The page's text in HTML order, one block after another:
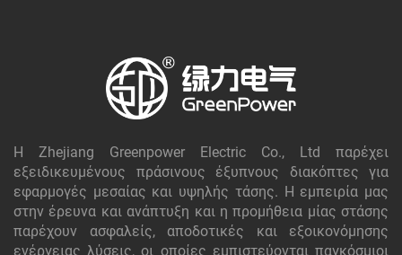
Η Zhejiang Greenpower Electric Co., Ltd παρέχει
εξειδικευμένους πράσινους έξυπνους διακόπτες για
εφαρμογές μεσαίας και υψηλής τάσης. Η εμπειρία μας
στην έρευνα και ανάπτυξη και η προμήθεια μίας στάσης
παρέχουν ασφαλείς, αποδοτικές και εξοικονόμησης
ενέργειας λύσεις, οι οποίες εμπιστεύονται παγκόσμιοι